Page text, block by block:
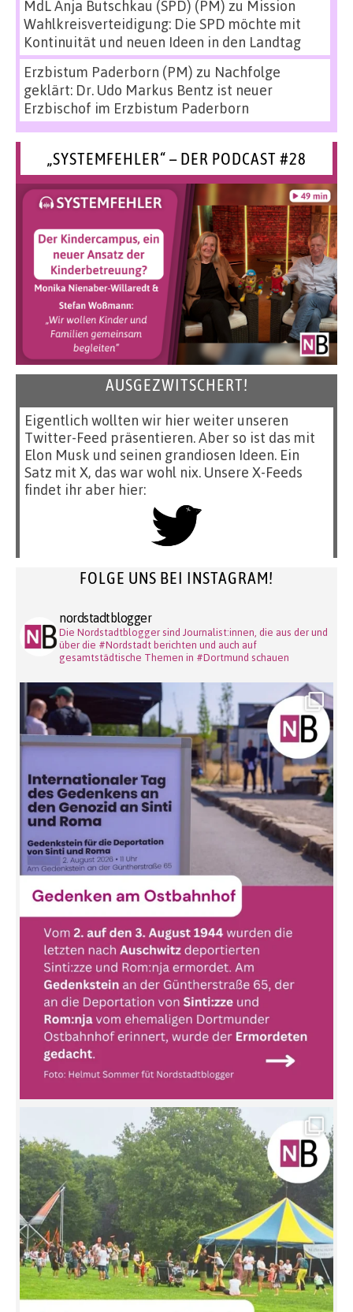
MdL Anja Butschkau (SPD) (PM) zu Mission
Wahlkreisverteidigung: Die SPD möchte mit
Kontinuität und neuen Ideen in den Landtag
Erzbistum Paderborn (PM) zu Nachfolge
geklärt: Dr. Udo Markus Bentz ist neuer
Erzbischof im Erzbistum Paderborn
„SYSTEMFEHLER“ – DER PODCAST #28
AUSGEZWITSCHERT!
Eigentlich wollten wir hier weiter unseren
Twitter-Feed präsentieren. Aber so ist das mit
Elon Musk und seinen grandiosen Ideen. Ein
Satz mit X, das war wohl nix. Unsere X-Feeds
findet ihr aber hier:
FOLGE UNS BEI INSTAGRAM!
nordstadtblogger
Die Nordstadtblogger sind Journalist:innen, die aus der und
über die #Nordstadt berichten und auch auf
gesamtstädtische Themen in #Dortmund schauen